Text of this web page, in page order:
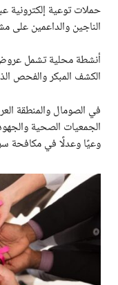
حملات توعية إلكترونية
الناجين والداعمين على
أنشطة محلية تشمل
الكشف المبكر والفحص
في الصومال والمنطقة
الجمعيات الصحية
وعيًا وعدلًا في مكافحة